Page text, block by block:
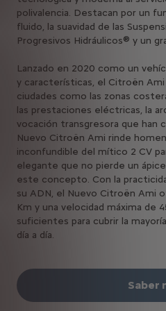
polivalencia. Destacan por un
fluido, la suavidad de las
Progresivos Hidráulicos® y un
Lanzado en 2020 como un
y características, el Citroën
ciudades como las zonas
las prestaciones eléctricas, la
vocación transgresora que han
Nuevo Citroën Ami rinde
inconfundible del mítico 2 CV
elegante que no pierde un
este concepto. Con la
su ADN, el Nuevo Citroën Ami
Km y una velocidad máxima de
suficientes para cubrir la
día a día.
Saber